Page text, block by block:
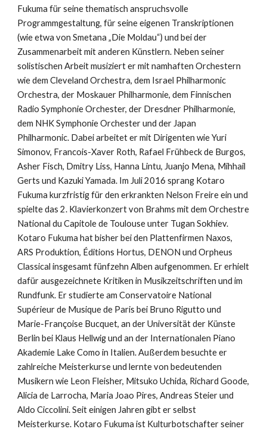
Fukuma für seine thematisch anspruchsvolle
Programmgestaltung, für seine eigenen Transkriptionen
(wie etwa von Smetana „Die Moldau“) und bei der
Zusammenarbeit mit anderen Künstlern. Neben seiner
solistischen Arbeit musiziert er mit namhaften Orchestern
wie dem Cleveland Orchestra, dem Israel Philharmonic
Orchestra, der Moskauer Philharmonie, dem Finnischen
Radio Symphonie Orchester, der Dresdner Philharmonie,
dem NHK Symphonie Orchester und der Japan
Philharmonic. Dabei arbeitet er mit Dirigenten wie Yuri
Simonov, Francois-Xaver Roth, Rafael Frühbeck de Burgos,
Asher Fisch, Dmitry Liss, Hanna Lintu, Juanjo Mena, Mihhail
Gerts und Kazuki Yamada. Im Juli 2016 sprang Kotaro
Fukuma kurzfristig für den erkrankten Nelson Freire ein und
spielte das 2. Klavierkonzert von Brahms mit dem Orchestre
National du Capitole de Toulouse unter Tugan Sokhiev.
Kotaro Fukuma hat bisher bei den Plattenfirmen Naxos,
ARS Produktion, Éditions Hortus, DENON und Orpheus
Classical insgesamt fünfzehn Alben aufgenommen. Er erhielt
dafür ausgezeichnete Kritiken in Musikzeitschriften und im
Rundfunk. Er studierte am Conservatoire National
Supérieur de Musique de Paris bei Bruno Rigutto und
Marie-Françoise Bucquet, an der Universität der Künste
Berlin bei Klaus Hellwig und an der Internationalen Piano
Akademie Lake Como in Italien. Außerdem besuchte er
zahlreiche Meisterkurse und lernte von bedeutenden
Musikern wie Leon Fleisher, Mitsuko Uchida, Richard Goode,
Alicia de Larrocha, Maria Joao Pires, Andreas Steier und
Aldo Ciccolini. Seit einigen Jahren gibt er selbst
Meisterkurse. Kotaro Fukuma ist Kulturbotschafter seiner